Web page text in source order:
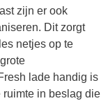
zijn er ook
Dit zorgt
netjes op te
lade handig is
ruimte in beslag die